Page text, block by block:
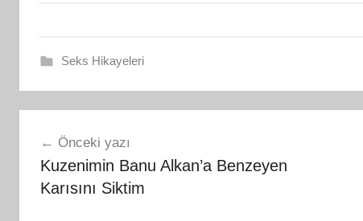
Seks Hikayeleri
gezinmesi
Önceki yazı
Kuzenimin Banu Alkan’a Benzeyen
Karısını Siktim